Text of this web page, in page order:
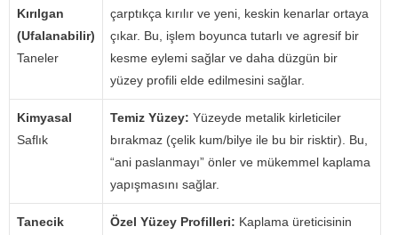
Kırılgan
(Ufalanabilir)
Taneler
çarptıkça kırılır ve yeni, keskin kenarlar ortaya
çıkar. Bu, işlem boyunca tutarlı ve agresif bir
kesme eylemi sağlar ve daha düzgün bir
yüzey profili elde edilmesini sağlar.
Kimyasal
Saflık
Temiz Yüzey: Yüzeyde metalik kirleticiler
bırakmaz (çelik kum/bilye ile bu bir risktir). Bu,
“ani paslanmayı” önler ve mükemmel kaplama
yapışmasını sağlar.
Tanecik
Özel Yüzey Profilleri: Kaplama üreticisinin